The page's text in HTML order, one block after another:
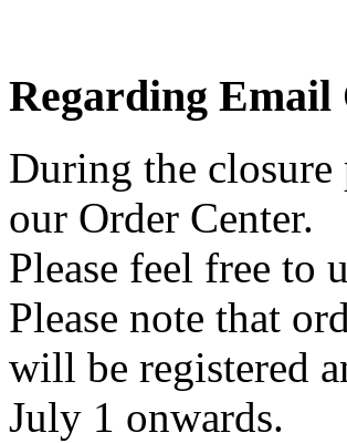
Regarding
During the
our Order Center.
Please feel free to
Please note that
will be registered
July 1 onwards.